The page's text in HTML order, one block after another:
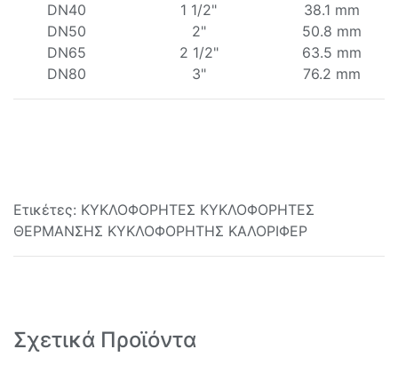
DN40
1 1/2"
38.1 mm
DN50
2"
50.8 mm
DN65
2 1/2"
63.5 mm
DN80
3" 76.2 mm
Ετικέτες: ΚΥΚΛΟΦΟΡΗΤΕΣ ΚΥΚΛΟΦΟΡΗΤΕΣ
ΘΕΡΜΑΝΣΗΣ ΚΥΚΛΟΦΟΡΗΤΗΣ ΚΑΛΟΡΙΦΕΡ
Σχετικά Προϊόντα